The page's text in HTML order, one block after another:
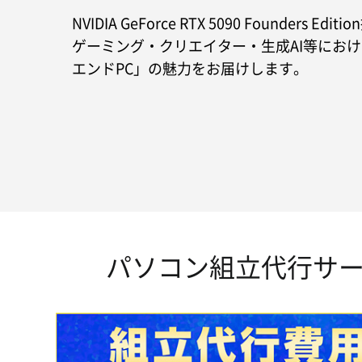
NVIDIA GeForce RTX 5090 Founders
ゲーミング・クリエイター・生成AI等にお
エンドPC」の魅力をお届けします。
パソコン組立代行サ